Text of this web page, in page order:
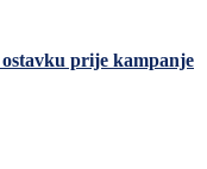
prije kampanje